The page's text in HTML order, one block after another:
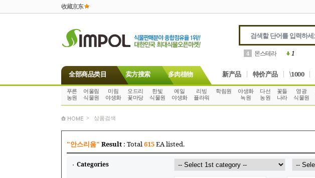
收藏京东
5 안스리움 1
全部商品类目 卖方搜索 多肉植物 新产品 特价产品 \1000
푸른
농원
어울림
식물원
미림
야생화
오드리
꽃마당
한빛
식물원
예일
야생화
리빙
플라워
학림원
야생화
녹원
다선
농원
꽃들
나라
영광
식물원
> 상품검색
"안스리움" Result : Total615EA listed.
Categories